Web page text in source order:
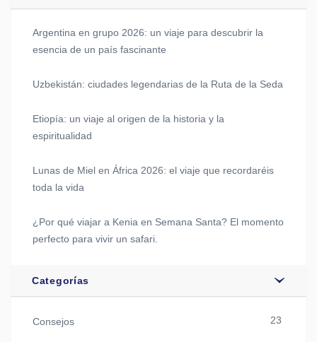
Argentina en grupo 2026: un viaje para descubrir la
esencia de un país fascinante
Uzbekistán: ciudades legendarias de la Ruta de la Seda
Etiopía: un viaje al origen de la historia y la
espiritualidad
Lunas de Miel en África 2026: el viaje que recordaréis
toda la vida
¿Por qué viajar a Kenia en Semana Santa? El momento
perfecto para vivir un safari.
Categorías
Consejos 23